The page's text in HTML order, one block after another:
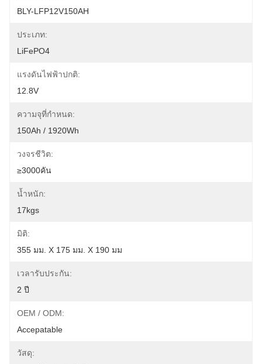
BLY-LFP12V150AH
ประเภท:
LiFePO4
แรงดันไฟฟ้าปกติ:
12.8V
ความจุที่กำหนด:
150Ah / 1920Wh
วงจรชีวิต:
≥3000คัน
น้ำหนัก:
17kgs
มิติ:
355 มม. X 175 มม. X 190 มม
เวลารับประกัน:
2 ปี
OEM / ODM:
Accepatable
วัสดุ: